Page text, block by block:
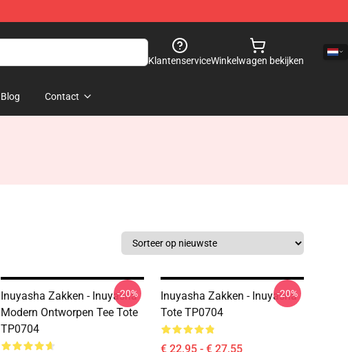
KlantenserviceWinkelwagen bekijken
Blog Contact
Inuyasha Zakken - Inuyasha
Modern Ontworpen Tee Tote
TP0704
-20%
Inuyasha Zakken - Inuyasha
Tote TP0704
€ 22,95 - € 27,55
-20%